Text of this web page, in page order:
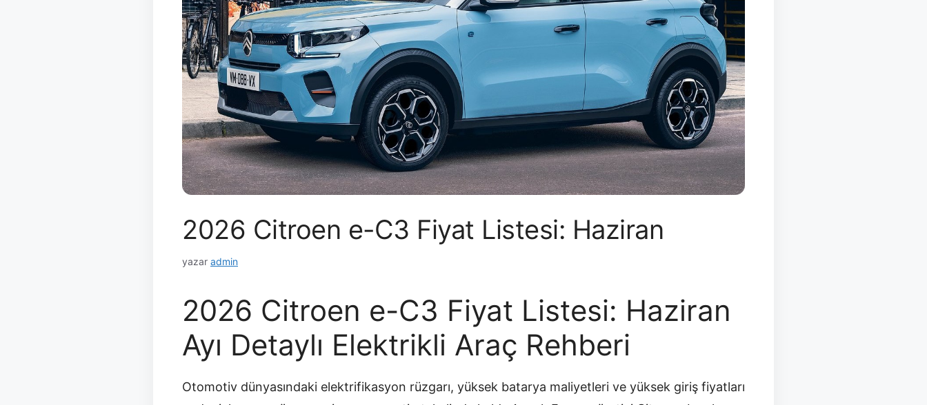
2026 Citroen e-C3 Fiyat Listesi: Haziran
yazar admin
2026 Citroen e-C3 Fiyat Listesi: Haziran
Ayı Detaylı Elektrikli Araç Rehberi
Otomotiv dünyasındaki elektrifikasyon rüzgarı, yüksek batarya maliyetleri ve yüksek giriş fiyatları